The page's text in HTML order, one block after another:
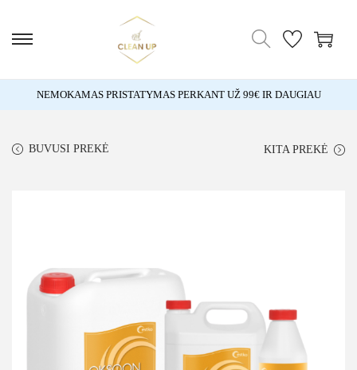
NEMOKAMAS PRISTATYMAS PERKANT UŽ 99€ IR DAUGIAU
BUVUSI PREKĖ KITA PREKĖ